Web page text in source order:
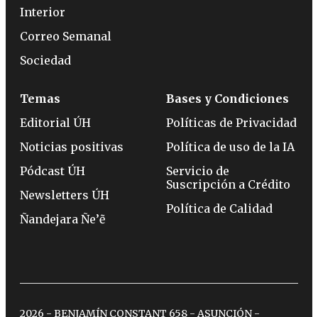
Interior
Correo Semanal
Sociedad
Temas
Editorial ÚH
Noticias positivas
Pódcast ÚH
Newsletters ÚH
Ñandejara Ñe’ẽ
Bases y Condiciones
Políticas de Privacidad
Política de uso de la IA
Servicio de
Suscripción a Crédito
Política de Calidad
2026 - BENJAMÍN CONSTANT 658 - ASUNCIÓN -